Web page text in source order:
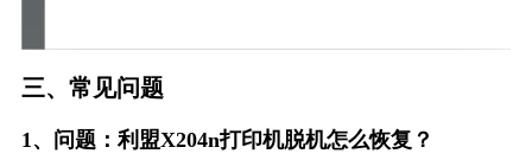
三、常见问题
1、问题：利盟X204n打印机脱机怎么恢复？